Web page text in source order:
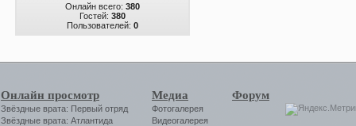
Онлайн всего: 380
Гостей: 380
Пользователей: 0
Онлайн просмотр
Звёздные врата: Первый отряд
Звёздные врата: Атлантида
Медиа
Фотогалерея
Видеогалерея
Форум